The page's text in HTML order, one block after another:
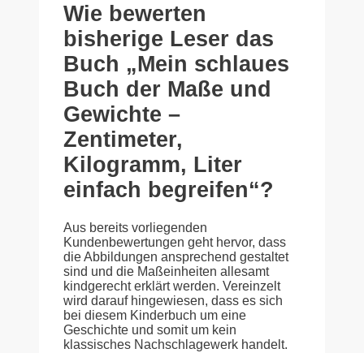
Wie bewerten
bisherige Leser das
Buch „Mein schlaues
Buch der Maße und
Gewichte –
Zentimeter,
Kilogramm, Liter
einfach begreifen“?
Aus bereits vorliegenden
Kundenbewertungen geht hervor, dass
die Abbildungen ansprechend gestaltet
sind und die Maßeinheiten allesamt
kindgerecht erklärt werden. Vereinzelt
wird darauf hingewiesen, dass es sich
bei diesem Kinderbuch um eine
Geschichte und somit um kein
klassisches Nachschlagewerk handelt.